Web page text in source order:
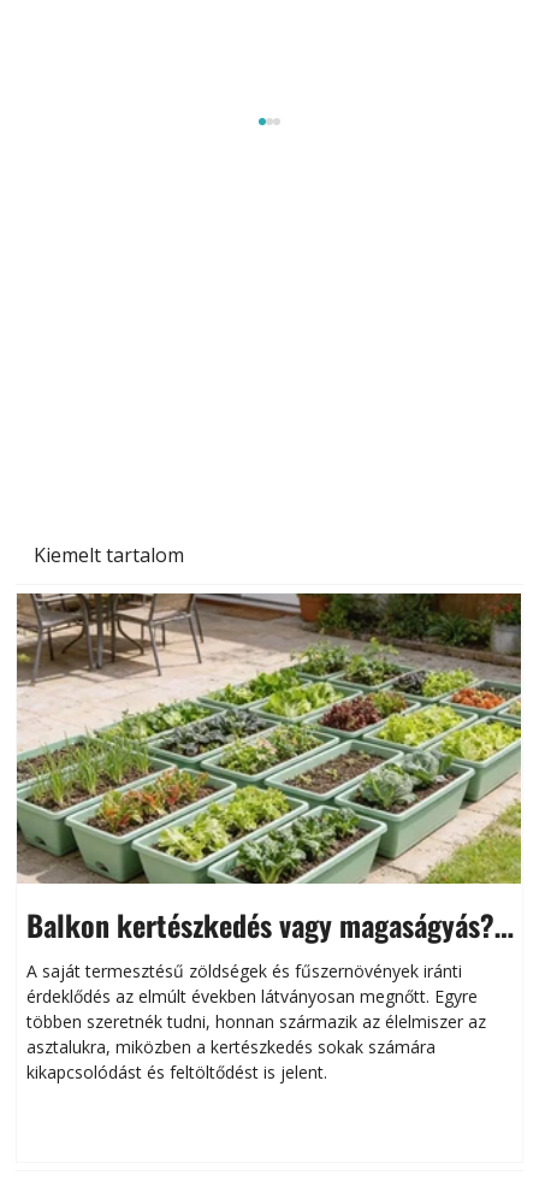
Kiemelt tartalom
Balkon kertészkedés vagy magaságyás?
Helytakarékos kertészkedés
A saját termesztésű zöldségek és fűszernövények iránti
érdeklődés az elmúlt években látványosan megnőtt. Egyre
többen szeretnék tudni, honnan származik az élelmiszer az
asztalukra, miközben a kertészkedés sokak számára
kikapcsolódást és feltöltődést is jelent.